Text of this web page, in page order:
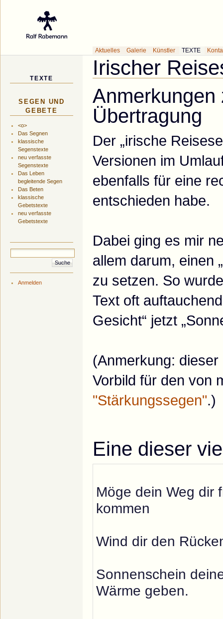
Aktuelles Galerie Künstler TEXTE
TEXTE
SEGEN UND
GEBETE
<o>
Das Segnen
klassische
Segenstexte
neu verfasste
Segenstexte
Das Leben
begleitende Segen
Das Beten
klassische
Gebetstexte
neu verfasste
Gebetstexte
Anmelden
Irischer
Anmerkungen
Übertragung
Der „irische
Versionen im
ebenfalls für eine
entschieden habe.
Dabei ging es mir
allem darum, einen
zu setzen. So
Text oft
Gesicht“ jetzt
(Anmerkung:
Vorbild für den von
"Stärkungssegen".)
Eine dieser
Möge dein Weg dir
kommen
Wind dir den
Sonnenschein
Wärme geben.